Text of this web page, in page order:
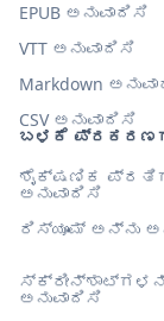
ಬಳಕೆ
ಶೈಕ್ಷಣಿಕ
ಅನುವಾದಿಸಿ
ರಿಸ್ಯೂಮ್ ಅನ್ನು
ಅನುವಾದಿಸಿ
EPUB ಅನುವಾದಿಸಿ
VTT ಅನುವಾದಿಸಿ
Markdown
CSV ಅನುವಾದಿಸಿ